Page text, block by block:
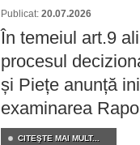
Publicat: 20.07.2026
În temeiul art.9
procesul
și Piețe anunță
examinarea
CITEŞTE MAI MULT...